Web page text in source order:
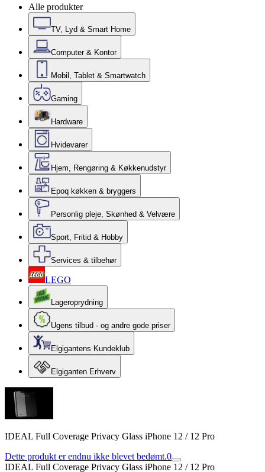
Alle produkter
TV, Lyd & Smart Home
Computer & Kontor
Mobil, Tablet & Smartwatch
Gaming
Hardware
Hvidevarer
Hjem, Rengøring & Køkkenudstyr
Epoq køkken & bryggers
Personlig pleje, Skønhed & Velvære
Sport, Fritid & Hobby
Services & tilbehør
LEGO
Lageroprydning
Ugens tilbud - og andre gode priser
Elgigantens Kundeklub
Elgiganten Erhverv
IDEAL Full Coverage Privacy Glass iPhone 12 / 12 Pro
Dette produkt er endnu ikke blevet bedømt.0
IDEAL Full Coverage Privacy Glass iPhone 12 / 12 Pro